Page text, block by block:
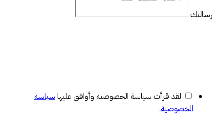
رسالتك
لقد قرأت سياسة الخصوصية وأوافق عليها سياسة
الخصوصية.